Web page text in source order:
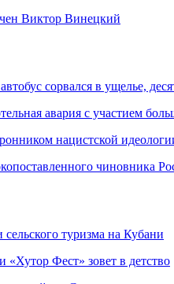
Виктор Винецкий
сорвался в ущелье,
авария с участием
нацистской
чиновника
туризма на Кубани
«Хутор Фест» зовет в детство